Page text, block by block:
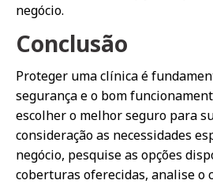
negócio.
Conclusão
Proteger uma clínica é
segurança e o bom
escolher o melhor seguro para
consideração as necessidades
negócio, pesquise as opções
coberturas oferecidas, analise o